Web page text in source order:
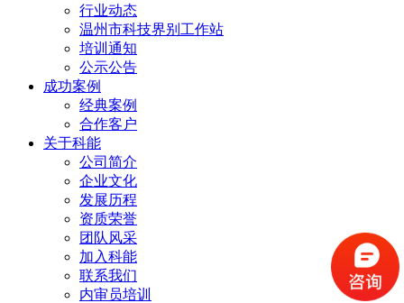
行业动态
温州市科技界别工作站
培训通知
公示公告
成功案例
经典案例
合作客户
关于科能
公司简介
企业文化
发展历程
资质荣誉
团队风采
加入科能
联系我们
内审员培训